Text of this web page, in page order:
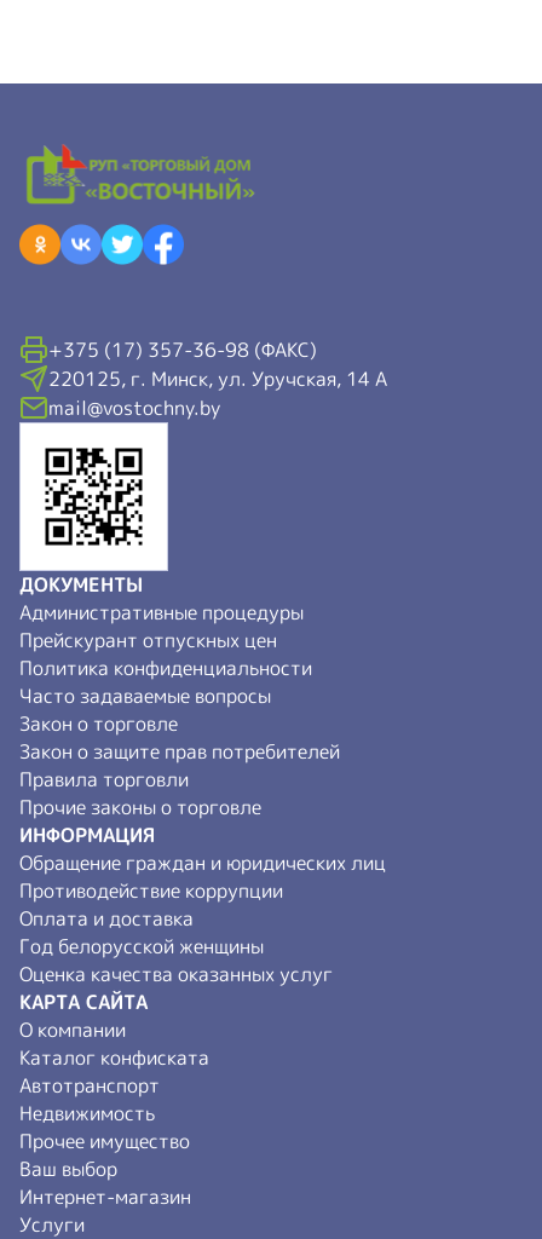
+375 (17) 357-36-98 (ФАКС)
220125, г. Минск, ул. Уручская, 14 А
mail@vostochny.by
ДОКУМЕНТЫ
Административные процедуры
Прейскурант отпускных цен
Политика конфиденциальности
Часто задаваемые вопросы
Закон о торговле
Закон о защите прав потребителей
Правила торговли
Прочие законы о торговле
ИНФОРМАЦИЯ
Обращение граждан и юридических лиц
Противодействие коррупции
Оплата и доставка
Год белорусской женщины
Оценка качества оказанных услуг
КАРТА САЙТА
О компании
Каталог конфиската
Автотранспорт
Недвижимость
Прочее имущество
Ваш выбор
Интернет-магазин
Услуги